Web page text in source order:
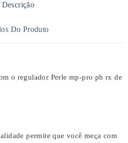
Descrição
Do Produto
o regulador Perle mp-pro ph rx de
permite que você meça com